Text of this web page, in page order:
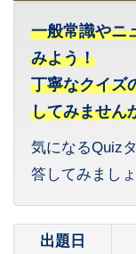
一般常識やニ
みよう！
丁寧なクイズ
してみません
気になるQuiz
答してみまし
出題日